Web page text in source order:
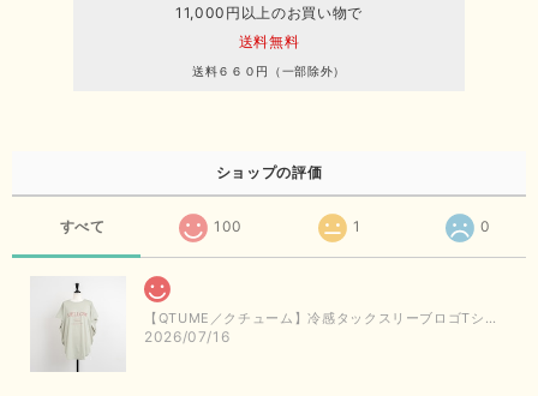
11,000円以上のお買い物で
送料無料
送料６６０円（一部除外）
ショップの評価
すべて 100 1 0
【QTUME／クチューム】冷感タックスリーブロゴTシャツ（ライトグレー）
2026/07/16